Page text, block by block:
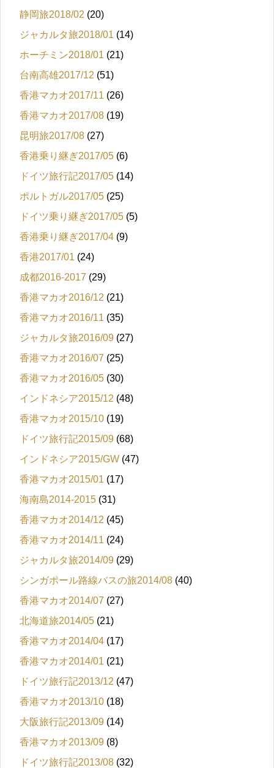
静岡旅2018/02 (20)
ジャカルタ旅2018/01 (14)
ホーチミン2018/01 (21)
台南高雄2017/12 (51)
香港マカオ2017/11 (26)
香港マカオ2017/08 (19)
昆明旅2017/08 (27)
香港乗り継ぎ2017/05 (6)
ドイツ旅行記2017/05 (14)
ポルトガル2017/05 (25)
ドイツ乗り継ぎ2017/05 (5)
香港乗り継ぎ2017/04 (9)
香港2017/01 (24)
成都2016-2017 (29)
香港マカオ2016/12 (21)
香港マカオ2016/11 (35)
ジャカルタ旅2016/09 (27)
香港マカオ2016/07 (25)
香港マカオ2016/05 (30)
インドネシア2015/12 (48)
香港マカオ2015/10 (19)
ドイツ旅行記2015/09 (68)
インドネシア2015/GW (47)
香港マカオ2015/01 (17)
海南島2014-2015 (31)
香港マカオ2014/12 (45)
香港マカオ2014/11 (24)
ジャカルタ旅2014/09 (29)
シンガポール路線バスの旅2014/08 (40)
香港マカオ2014/07 (27)
北海道旅2014/05 (21)
香港マカオ2014/04 (17)
香港マカオ2014/01 (21)
ドイツ旅行記2013/12 (47)
香港マカオ2013/10 (18)
大阪旅行記2013/09 (14)
香港マカオ2013/09 (8)
ドイツ旅行記2013/08 (32)